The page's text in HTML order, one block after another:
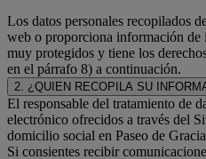
Los datos personales recopilados
web o proporciona información de
muy protegidos y tiene los
en el párrafo 8) a continuación.
2. ¿QUIEN RECOPILA SU
El responsable del tratamiento de
electrónico ofrecidos a través del
domicilio social en Paseo de
Si consientes recibir